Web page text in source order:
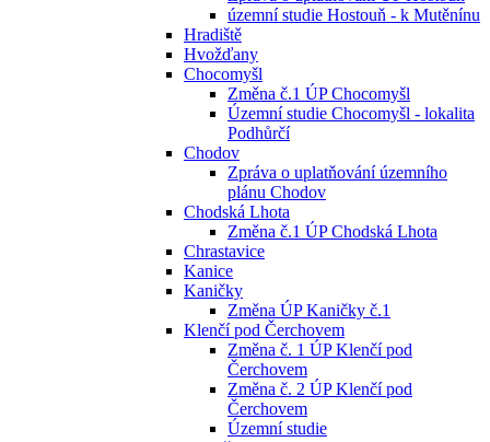
územní studie Hostouň - k Mutěnínu
Hradiště
Hvožďany
Chocomyšl
Změna č.1 ÚP Chocomyšl
Územní studie Chocomyšl - lokalita
Podhůrčí
Chodov
Zpráva o uplatňování územního
plánu Chodov
Chodská Lhota
Změna č.1 ÚP Chodská Lhota
Chrastavice
Kanice
Kaničky
Změna ÚP Kaničky č.1
Klenčí pod Čerchovem
Změna č. 1 ÚP Klenčí pod
Čerchovem
Změna č. 2 ÚP Klenčí pod
Čerchovem
Územní studie